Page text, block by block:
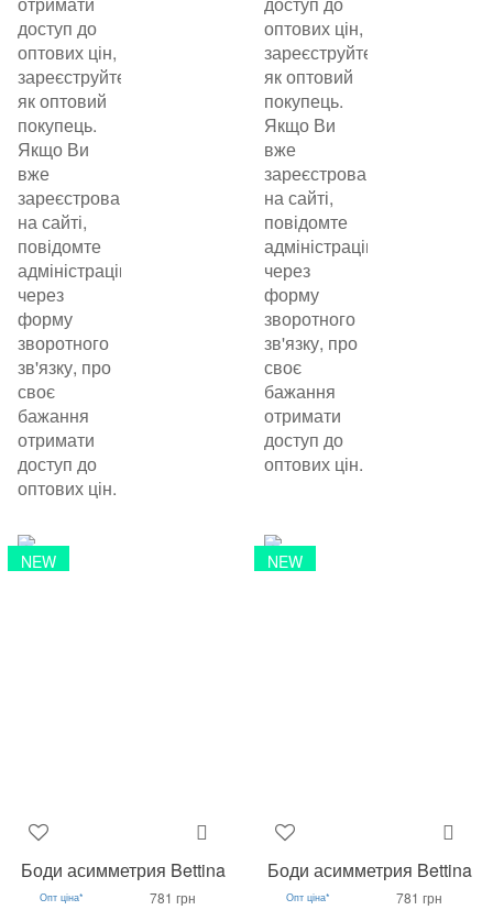
доступ до
оптових цін,
зареєструйтеся
як оптовий
покупець.
Якщо Ви
вже
зареєстровані
на сайті,
повідомте
адміністрацію
через
форму
зворотного
зв'язку, про
своє
бажання
отримати
доступ до
оптових цін.
оптових цін,
зареєструйтеся
як оптовий
покупець.
Якщо Ви
вже
зареєстровані
на сайті,
повідомте
адміністрацію
через
форму
зворотного
зв'язку, про
своє
бажання
отримати
доступ до
оптових цін.
NEW
Боди асимметрия Bettina
Опт ціна* 781 грн
NEW
Боди асимметрия Bettina
Опт ціна* 781 грн